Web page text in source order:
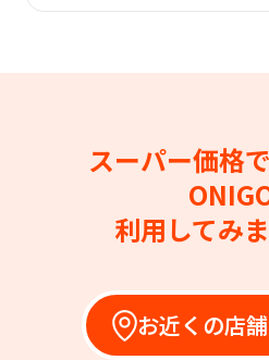
スーパー価格
利用してみ
お近くの店